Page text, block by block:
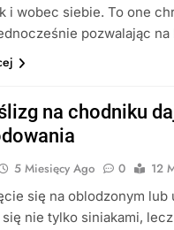
i wobec siebie. To one
pozwalając
na chodniku
5 Miesięcy Ago 0
12
się na oblodzonym
nie tylko siniakami,